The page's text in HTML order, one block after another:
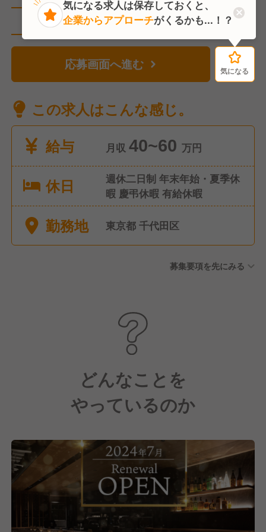
直近5人がこの求人を検討中
応募画面へ進む 気になる
この求人はこんな感じ。
給与
月収 40~60 万円
休日
週休二日制 年末年始・夏季休
暇 慶弔休暇 有給休暇
勤務地 東京都 千代田区
募集要項を先にみる
どんなことを
やっているのか
気になる
気になる求人は保存しておくと、
企業からアプローチがくるかも...！？